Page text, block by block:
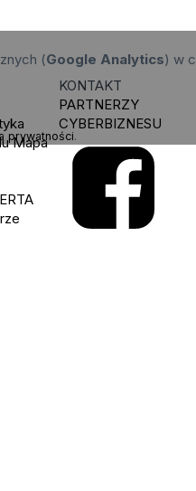
(Google Analytics) w
prywatności.
Mapa
KONTAKT
PARTNERZY
CYBERBIZNESU